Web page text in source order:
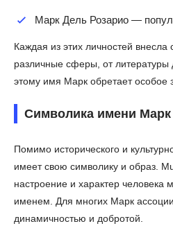
Марк Дель Розарио —
Каждая из этих личностей внесла
различные сферы, от литературы
этому имя Марк обретает особое
Символика имени Марк
Помимо исторического и
имеет свою символику и образ.
настроение и характер человека
именем. Для многих Марк
динамичностью и добротой.